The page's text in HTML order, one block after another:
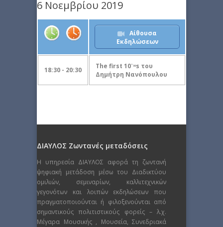
6 Νοεμβρίου 2019
Αίθουσα
Εκδηλώσεων
18:30 - 20:30
The first 10˙ᵌᵒs του
Δημήτρη Νανόπουλου
ΔΙΑΥΛΟΣ Ζωντανές μεταδόσεις
Η υπηρεσία ΔΙΑΥΛΟΣ αφορά τη ζωντανή
ψηφιακή μετάδοση μέσω του Διαδικτύου
ομιλιών, σεμιναρίων, καλλιτεχνικών
γεγονότων και λοιπών εκδηλώσεων που
πραγματοποιούνται ή φιλοξενούνται από
σημαντικούς πολιτιστικούς φορείς – λ.χ.
Μέγαρα Μουσικής , Μουσεία, Συνεδριακά